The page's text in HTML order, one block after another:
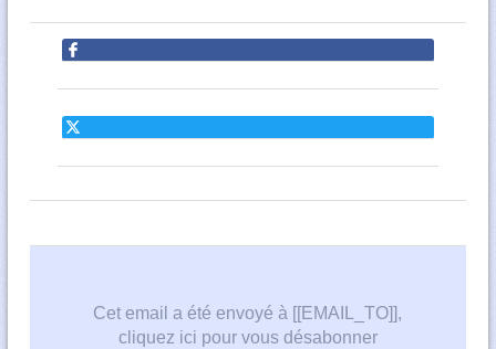
Cet email a été envoyé à [[EMAIL_TO]],
cliquez ici pour vous désabonner